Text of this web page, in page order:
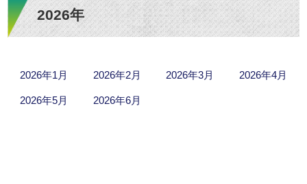
2026年
2026年1月 2026年2月 2026年3月 2026年4月
2026年5月 2026年6月